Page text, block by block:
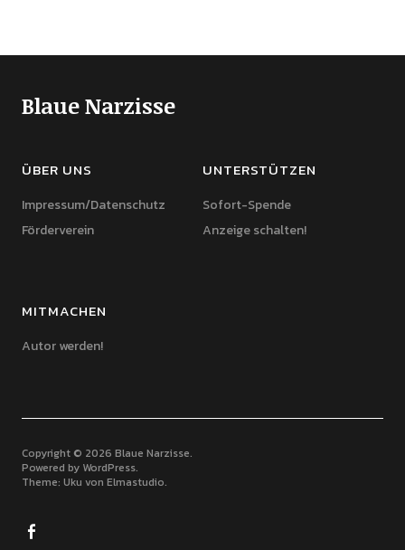
Blaue Narzisse
ÜBER UNS
Impressum/Datenschutz
Förderverein
UNTERSTÜTZEN
Sofort-Spende
Anzeige schalten!
MITMACHEN
Autor werden!
Copyright © 2026 Blaue Narzisse
Powered by WordPress
Theme: Uku von Elmastudio